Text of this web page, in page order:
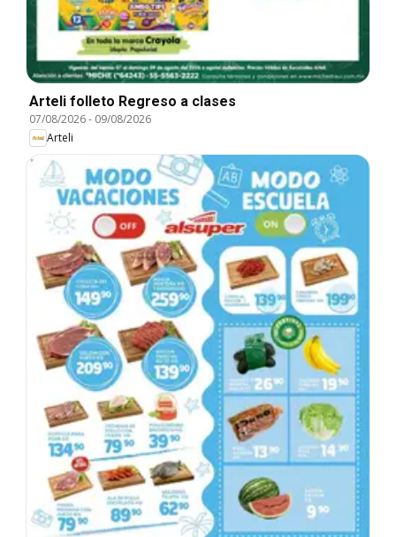
Arteli folleto Regreso a clases
07/08/2026- 09/08/2026
Arteli